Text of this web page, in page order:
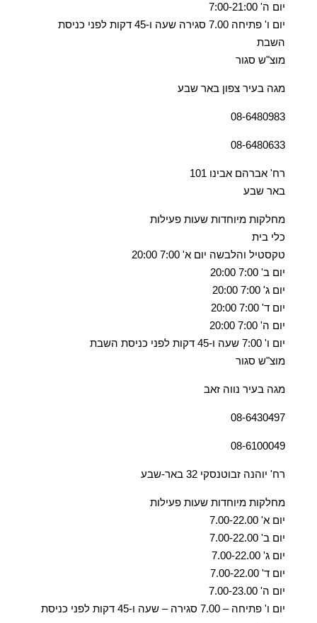
יום ה' 7:00-21:00
יום ו' פתיחה 7.00 סגירה שעה ו-45 דקות לפני כניסת
השבת
מוצ"ש סגור
מגה בעיר צפון באר שבע
08-6480983
08-6480633
רח' אברהם אבינו 101
באר שבע
מחלקות מיוחדות שעות פעילות
כלי בית
טקסטיל והלבשה יום א' 7:00 20:00
יום ב' 7:00 20:00
יום ג' 7:00 20:00
יום ד' 7:00 20:00
יום ה' 7:00 20:00
יום ו' 7:00 שעה ו-45 דקות לפני כניסת השבת
מוצ"ש סגור
מגה בעיר נווה זאב
08-6430497
08-6100049
רח' יוהנה זבוטנסקי 32 באר-שבע
מחלקות מיוחדות שעות פעילות
יום א' 7.00-22.00
יום ב' 7.00-22.00
יום ג' 7.00-22.00
יום ד' 7.00-22.00
יום ה' 7.00-23.00
יום ו' פתיחה – 7.00 סגירה – שעה ו-45 דקות לפני כניסת